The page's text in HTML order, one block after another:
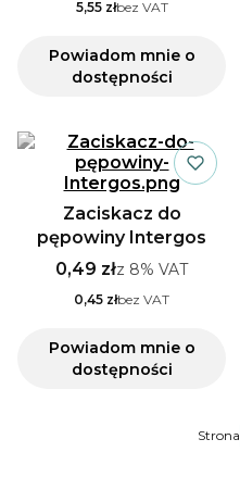
5,55 złbez VAT
Powiadom mnie o
dostępności
Zaciskacz do
pępowiny Intergos
0,49 złz 8% VAT
0,45 złbez VAT
Powiadom mnie o
dostępności
Strona